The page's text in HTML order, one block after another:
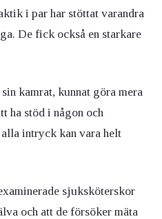
i par har stöttat varandra
De fick också en starkare
kamrat, kunnat göra mera
ha stöd i någon och
intryck kan vara helt
sjuksköterskor
och att de försöker mäta